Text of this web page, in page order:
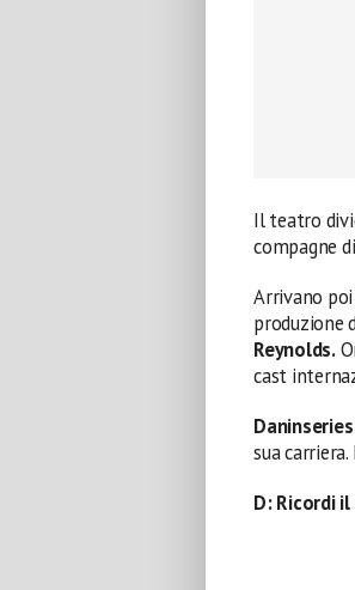
Il teatro
compagne
Arrivano
produzione
Reynolds.
cast
Daninseries
sua
D: Ricordi